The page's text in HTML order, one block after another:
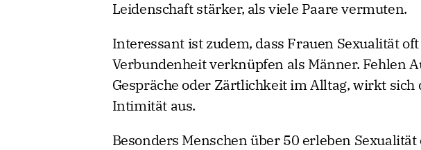
Leidenschaft stärker, als viele Paare vermuten.
Interessant ist zudem, dass Frauen Sexualität
Verbundenheit verknüpfen als Männer. Fehlen
Gespräche oder Zärtlichkeit im Alltag, wirkt sich
Intimität aus.
Besonders Menschen über 50 erleben